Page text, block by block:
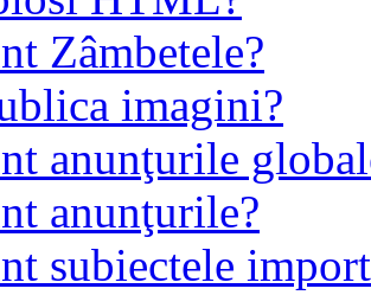
Zâmbetele?
imagini?
anunţurile
anunţurile?
subiectele